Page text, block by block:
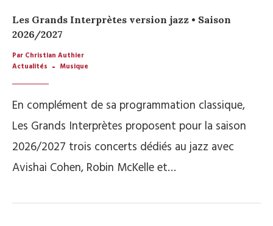
Les Grands Interprètes version jazz • Saison
2026/2027
Par Christian Authier
Actualités
Musique
En complément de sa programmation classique,
Les Grands Interprètes proposent pour la saison
2026/2027 trois concerts dédiés au jazz avec
Avishai Cohen, Robin McKelle et…